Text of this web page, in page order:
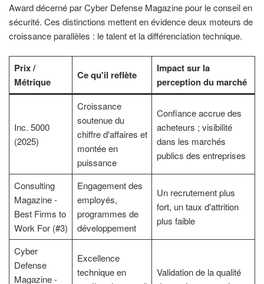
Award décerné par Cyber Defense Magazine pour le conseil en
sécurité. Ces distinctions mettent en évidence deux moteurs de
croissance parallèles : le talent et la différenciation technique.
Prix /
Métrique
Ce qu'il reflète
Impact sur la
perception du marché
Inc. 5000
(2025)
Croissance
soutenue du
chiffre d'affaires et
montée en
puissance
Confiance accrue des
acheteurs ; visibilité
dans les marchés
publics des entreprises
Consulting
Magazine -
Best Firms to
Work For (#3)
Engagement des
employés,
programmes de
développement
Un recrutement plus
fort, un taux d'attrition
plus faible
Cyber
Defense
Magazine -
Excellence
technique en
Validation de la qualité